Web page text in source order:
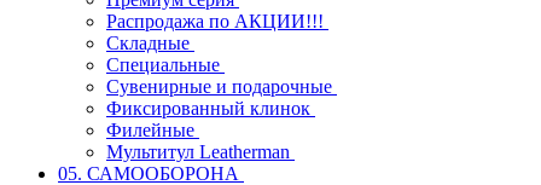
Распродажа по АКЦИИ!!!
Складные
Специальные
Сувенирные и подарочные
Фиксированный клинок
Филейные
Мультитул Leatherman
05. САМООБОРОНА